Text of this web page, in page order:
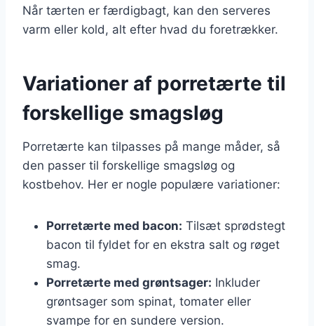
Når tærten er færdigbagt, kan den serveres
varm eller kold, alt efter hvad du foretrækker.
Variationer af porretærte til
forskellige smagsløg
Porretærte kan tilpasses på mange måder, så
den passer til forskellige smagsløg og
kostbehov. Her er nogle populære variationer:
Porretærte med bacon: Tilsæt sprødstegt
bacon til fyldet for en ekstra salt og røget
smag.
Porretærte med grøntsager: Inkluder
grøntsager som spinat, tomater eller
svampe for en sundere version.